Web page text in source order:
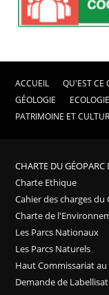
ACCUEIL QU'EST CE
GÉOLOGIE
ECOLOGIE
PATRIMOINE ET
CHARTE DU GÉOPARC
Charte Ethique
Cahier des charges du
Charte de
Les Parcs Nationaux
Les Parcs Naturels
Haut Commissariat
Demande de